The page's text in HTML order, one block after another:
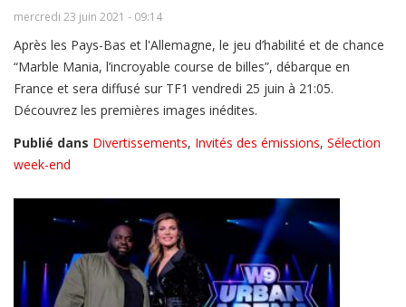
mercredi 23 juin 2021 - 09:14
Après les Pays-Bas et l'Allemagne, le jeu d’habilité et de chance
“Marble Mania, l’incroyable course de billes”, débarque en
France et sera diffusé sur TF1 vendredi 25 juin à 21:05.
Découvrez les premières images inédites.
Publié dans Divertissements, Invités des émissions, Sélection
week-end